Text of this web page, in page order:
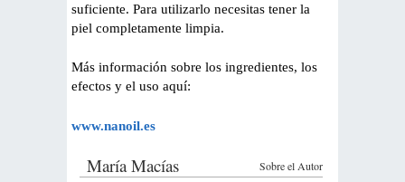
suficiente. Para utilizarlo necesitas tener la
piel completamente limpia.
Más información sobre los ingredientes, los
efectos y el uso aquí:
www.nanoil.es
Sobre el Autor
María Macías